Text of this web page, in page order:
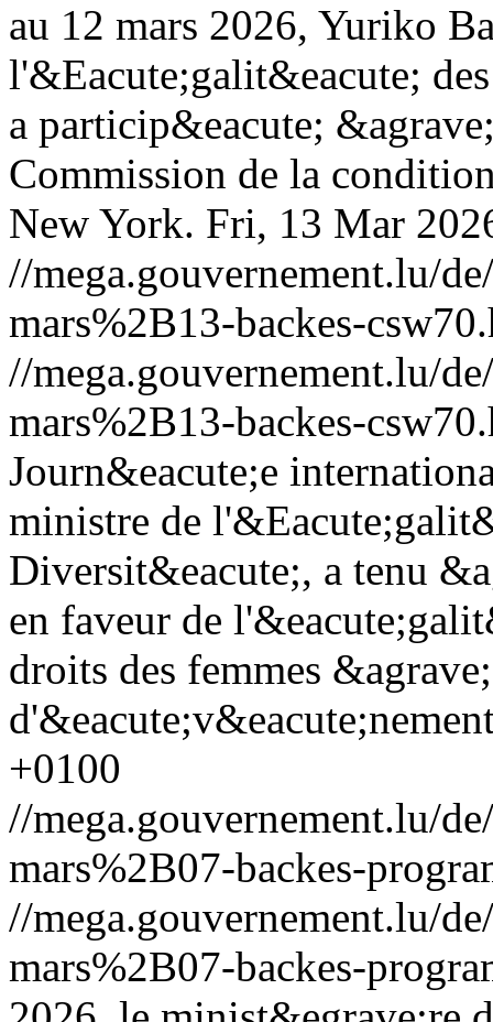
au 12 mars 2026, Yuriko
l'&Eacute;galit&eacute;
a particip&eacute;
Commission de la
New York. Fri, 13 Mar
//mega.gouvernement.lu/
mars%2B13-backes-
//mega.gouvernement.lu/
mars%2B13-backes-
Journ&eacute;e
ministre de
Diversit&eacute;, a tenu
en faveur de
droits des femmes
+0100
//mega.gouvernement.lu/
mars%2B07-backes-
//mega.gouvernement.lu/
mars%2B07-backes-